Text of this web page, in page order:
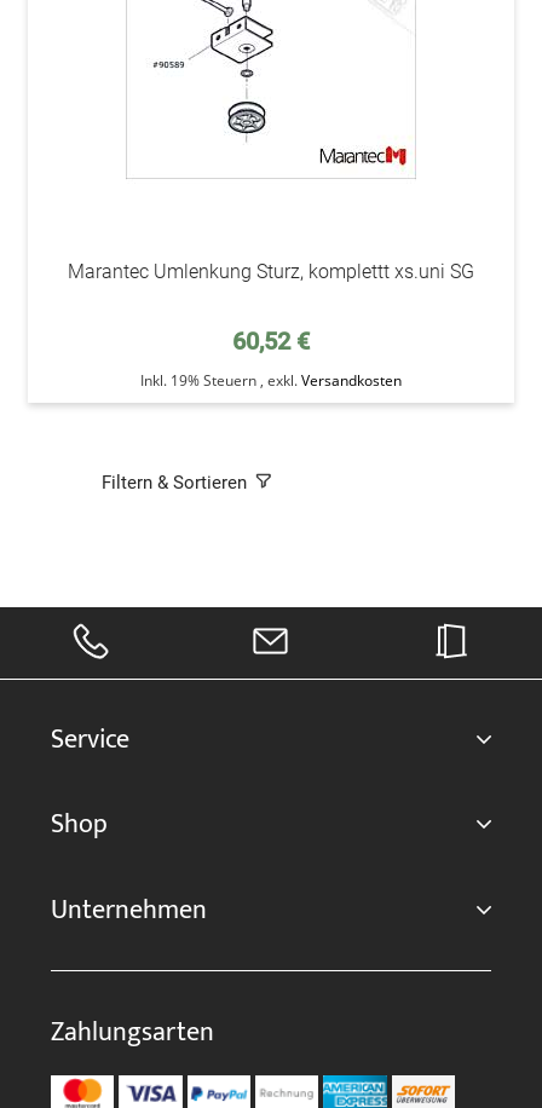
Marantec Umlenkung Sturz, komplettt xs.uni SG
60,52 €
Inkl. 19% Steuern , exkl.Versandkosten
Filtern & Sortieren
Service
Shop
Unternehmen
Zahlungsarten